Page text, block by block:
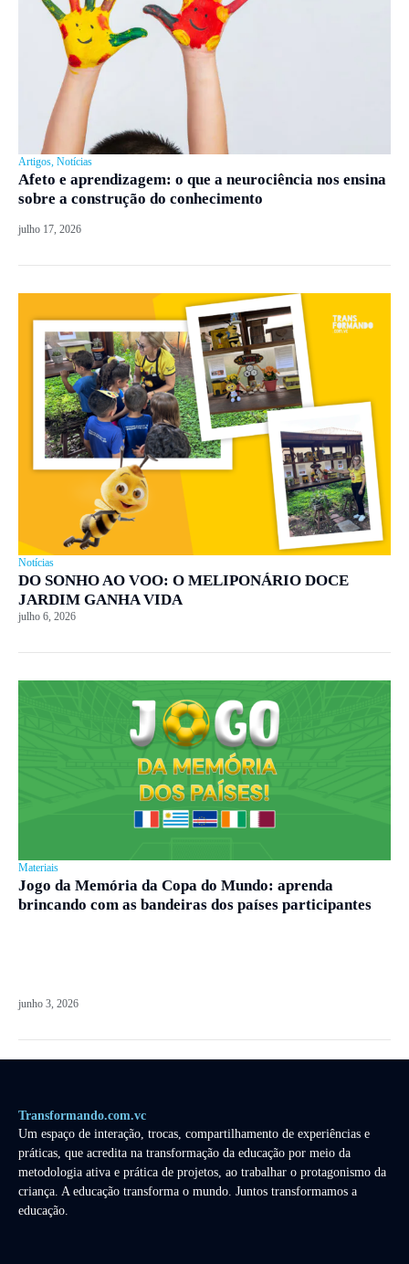
Artigos, Notícias
Afeto e aprendizagem: o que a neurociência nos ensina
sobre a construção do conhecimento
julho 17, 2026
Notícias
DO SONHO AO VOO: O MELIPONÁRIO DOCE
JARDIM GANHA VIDA
julho 6, 2026
Materiais
Jogo da Memória da Copa do Mundo: aprenda
brincando com as bandeiras dos países participantes
junho 3, 2026
Transformando.com.vc
Um espaço de interação, trocas, compartilhamento de experiências e
práticas, que acredita na transformação da educação por meio da
metodologia ativa e prática de projetos, ao trabalhar o protagonismo da
criança. A educação transforma o mundo. Juntos transformamos a
educação.